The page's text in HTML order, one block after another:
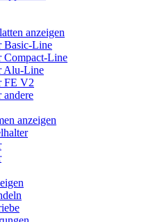
anzeigen
Basic-Line
Compact-Line
Alu-Line
FE V2
andere
anzeigen